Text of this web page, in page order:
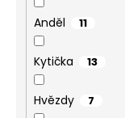
Anděl 11
Kytička 13
Hvězdy 7